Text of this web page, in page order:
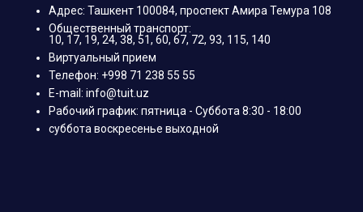
Адрес: Ташкент 100084, проспект Амира Темура 108
Общественный транспорт:
10, 17, 19, 24, 38, 51, 60, 67, 72, 93, 115, 140
Виртуальный прием
Телефон: +998 71 238 55 55
E-mail: info@tuit.uz
Рабочий график: пятница - Суббота 8:30 - 18:00
суббота воскресенье выходной